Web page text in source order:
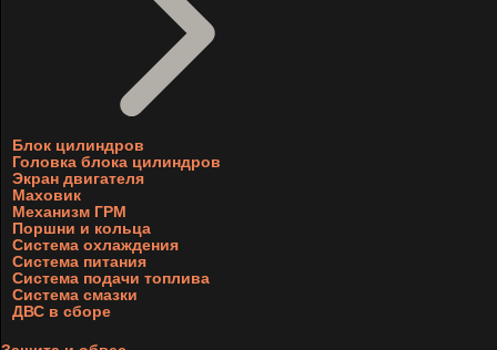
Блок цилиндров
Головка блока цилиндров
Экран двигателя
Маховик
Механизм ГРМ
Поршни и кольца
Система охлаждения
Система питания
Система подачи топлива
Система смазки
ДВС в сборе